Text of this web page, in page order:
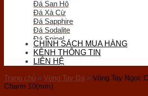
Đá San Hô
Đá Xà Cừ
Đá Sapphire
Đá Sodalite
Đá Spinel
Đá Thọ Sơn
Đá Tourmaline
Đá Vàng Găm (Pyrite)
Đá Nham Thạch
Gỗ Hóa Thạch
Ốc Hóa Thạch
CHÍNH SÁCH MUA HÀNG
KÊNH THÔNG TIN
LIÊN HỆ
Trang chủ » Vòng Tay Đá » Vòng Tay Ngọc
Charm 10(mm)